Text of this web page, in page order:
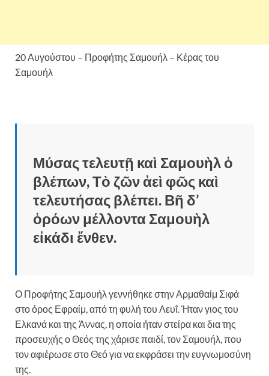
20 Αυγούστου – Προφήτης Σαμουήλ – Κέρας του
Σαμουήλ
Μύσας τελευτῇ καὶ Σαμουὴλ ὁ
βλέπων, Τὸ ζῶν ἀεὶ φῶς καὶ
τελευτήσας βλέπει. Βῆ δ’
ὁρόων μέλλοντα Σαμουὴλ
εἰκάδι ἔνθεν.
Ο Προφήτης Σαμουήλ γεννήθηκε στην Αρμαθαίμ Σιφά
στο όρος Εφραίμ, από τη φυλή του Λευΐ. Ήταν γιος του
Ελκανά και της Άννας, η οποία ήταν στείρα και δια της
προσευχής ο Θεός της χάρισε παιδί, τον Σαμουήλ, που
τον αφιέρωσε στο Θεό για να εκφράσει την ευγνωμοσύνη
της.